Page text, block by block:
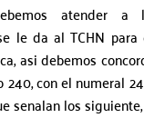
atender a
le da al TCHN
asi debemos
240, con el numeral
senalan los siguiente,